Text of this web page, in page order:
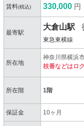
賃料(税込) 330,000 円
最寄駅
大倉山駅
東急東横線
所在地
神奈川県横浜
枝番などはロ
所在階 1階
保証金 10ヶ月